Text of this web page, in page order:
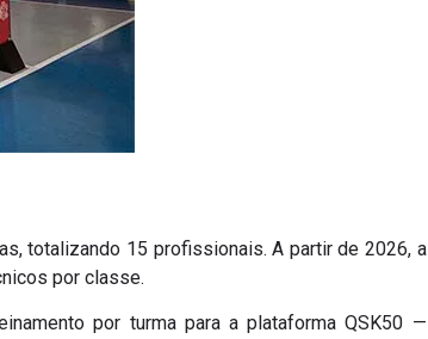
totalizando 15 profissionais. A partir de 2026, a
por classe.
por turma para a plataforma QSK50 —